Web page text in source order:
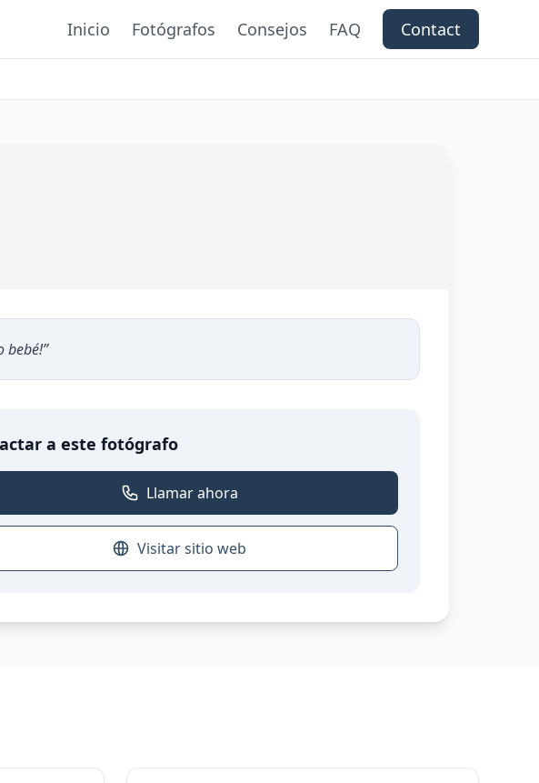
Inicio Fotógrafos Consejos FAQ Contact
bebé!”
a este fotógrafo
Llamar ahora
Visitar sitio web